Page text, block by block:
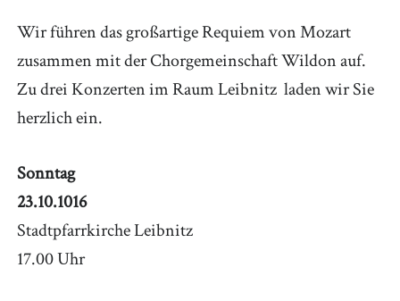
Wir führen das großartige Requiem von Mozart
zusammen mit der Chorgemeinschaft Wildon auf.
Zu drei Konzerten im Raum Leibnitz laden wir Sie
herzlich ein.
Sonntag
23.10.1016
Stadtpfarrkirche Leibnitz
17.00 Uhr